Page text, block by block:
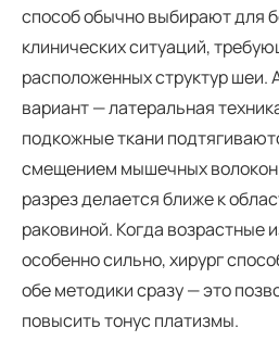
способ обычно выбирают для
клинических ситуаций,
расположенных структур шеи.
вариант — латеральная
подкожные ткани
смещением мышечных волокон
разрез делается ближе к
раковиной. Когда возрастные
особенно сильно, хирург
обе методики сразу — это
повысить тонус платизмы.